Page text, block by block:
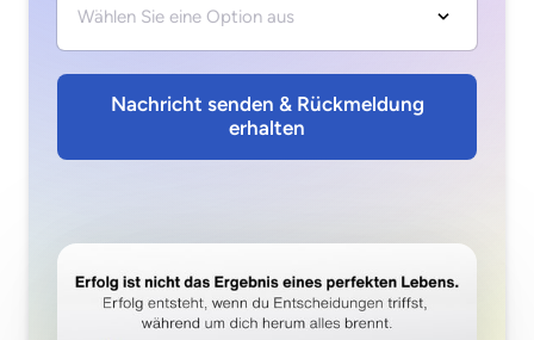
Nachricht senden & Rückmeldung
erhalten